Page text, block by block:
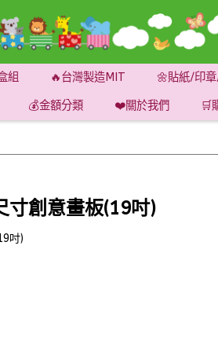
組 🔥台灣製造MIT 🌼貼紙/印
💰金額分類 ❤️關於我們 🛒
寸創意畫板(19吋)
吋)